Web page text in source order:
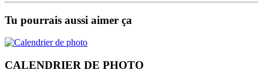
Tu pourrais aussi aimer ça
CALENDRIER DE PHOTO